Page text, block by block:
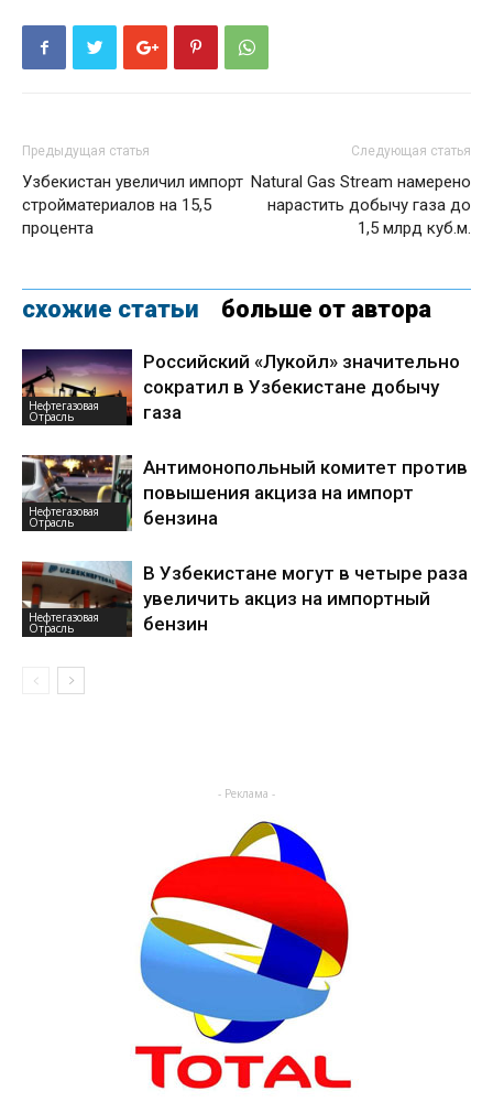
Предыдущая статья
Узбекистан увеличил импорт
стройматериалов на 15,5
процента
Следующая статья
Natural Gas Stream намерено
нарастить добычу газа до
1,5 млрд куб.м.
схожие статьи больше от автора
Нефтегазовая
Отрасль
Российский «Лукойл» значительно
сократил в Узбекистане добычу
газа
Нефтегазовая
Отрасль
Антимонопольный комитет против
повышения акциза на импорт
бензина
Нефтегазовая
Отрасль
В Узбекистане могут в четыре раза
увеличить акциз на импортный
бензин
- Реклама -